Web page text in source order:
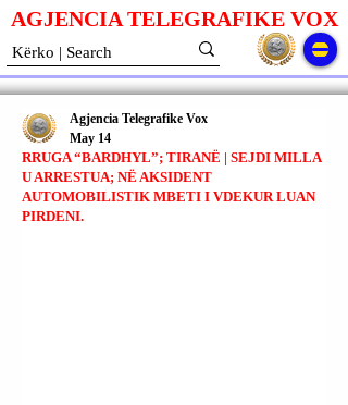
AGJENCIA TELEGRAFIKE VOX
RRUGA “BARDHYL”; TIRANË | SEJDI MILLA
U ARRESTUA; NË AKSIDENT
AUTOMOBILISTIK MBETI I VDEKUR LUAN
PIRDENI.
Agjencia Telegrafike Vox
May 14